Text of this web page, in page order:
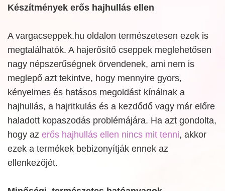
Készítmények erős hajhullás ellen
A vargacseppek.hu oldalon természetesen ezek is
megtalálhatók. A hajerősítő cseppek meglehetősen
nagy népszerűségnek örvendenek, ami nem is
meglepő azt tekintve, hogy mennyire gyors,
kényelmes és hatásos megoldást kínálnak a
hajhullás, a hajritkulás és a kezdődő vagy már előre
haladott kopaszodás problémájára. Ha azt gondolta,
hogy az erős hajhullás ellen nincs mit tenni, akkor
ezek a termékek bebizonyítják ennek az
ellenkezőjét.